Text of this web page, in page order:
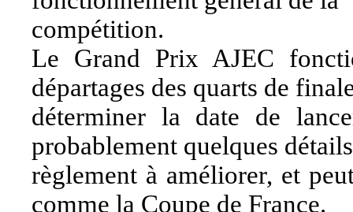
compétition.
Le Grand Prix AJEC
départages des quarts de
déterminer la date de
probablement quelques
règlement à améliorer, et
comme la Coupe de France.